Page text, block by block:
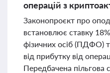
операцій з
Законопроєкт про
встановлює ставку
фізичних осіб (ПДФО)
від прибутку від
Передбачена пільгова